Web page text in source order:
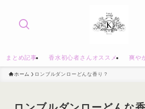
まとめ記事 香水初心者さんオススメ 爽や
ホーム ロンブルダンローどんな香り？